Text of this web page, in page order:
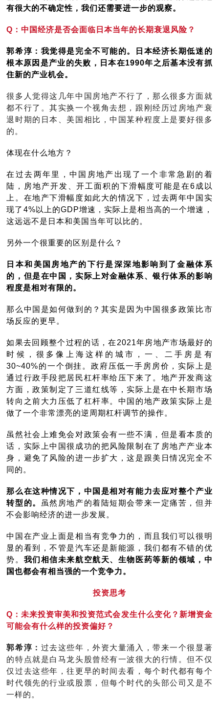
有很大的不确定性，我们还需要进一步的观察。
Q：中国经济是否会面临日本当年的长期衰退风险？
郭希淳：我觉得是完全不可能的。日本经济长期低迷的
根本原因是产业的失败，日本在1990年之后基本没有抓
住新的产业机会。
很多人觉得这几年中国房地产不行了，那么很多方面就
都不行了。其实换一个视角去想，跟刚经历过房地产衰
退时期的日本、美国相比，中国某种程度上是要好很多
的。
体现在什么地方？
在过去两年里，中国房地产出现了一个非常急剧的着
陆，房地产开发、开工面积的下滑幅度可能是在6成以
上。在地产下滑幅度如此大的情况下，过去两年中国实
现了4%以上的GDP增速，实际上是相当高的一个增速，
这远远不是日本和美国当年可以比的。
另外一个很重要的区别是什么？
日本和美国房地产的下行是深深地影响到了金融体系
的，但是在中国，实际上对金融体系、银行体系的影响
程度是相对有限的。
那么中国是如何做到的？其实是因为中国很多政策比市
场反应的更早。
如果去回顾整个过程的话，在2021年房地产市场最好的
时候，很多像上海这样的城市，一、二手房是有
30~40%的一个倒挂。政府压低一手房房价，实际上是
通过行政手段把居民杠杆率给压下来了。地产开发商这
方面，政策制定了三道红线等，实际上是在中长期市场
转向之前大力压低了杠杆率。中国的地产政策实际上是
做了一个非常漂亮的逆周期杠杆调节的操作。
虽然社会上难免会对政策会有一些不满，但是看本质的
话，实际上中国很成功的把风险限制在了房地产产业本
身，避免了风险的进一步扩大，这是跟美日情况完全不
同的。
那么在这种情况下，中国是相对有能力去应对整个产业
转型的。 虽然房地产的着陆短期会带来一定痛苦，但并
不会影响经济的进一步发展。
中国在产业上面是相当有竞争力的，而且我们可以很明
显的看到，不管是汽车还是新能源，我们都有不错的优
势。 我们相信未来航空航天、生物医药等新的领域，中
国也都会有相当强的一个竞争力。
投资思考
Q：未来投资审美和投资范式会发生什么变化？新增资金
可能会有什么样的投资偏好？
郭希淳： 过去这些年，外资大量涌入，带来一个很显著
的特点就是白马龙头股曾经有一波很大的行情。但不仅
仅过去这些年，往更早的时间去看，每个时代都有每个
时代领先的行业或股票，但每个时代的头部公司又是不
一样的。